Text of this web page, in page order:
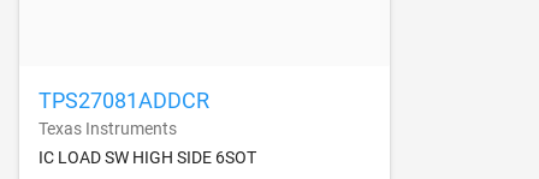
TPS27081ADDCR
Texas Instruments
IC LOAD SW HIGH SIDE 6SOT